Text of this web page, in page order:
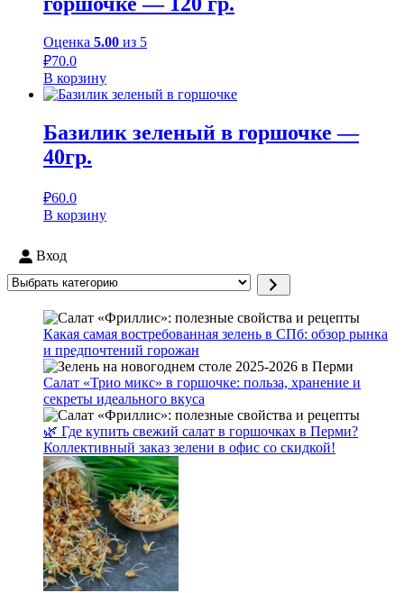
Оценка 5.00 из 5
₽70.0
В корзину
Базилик зеленый в горшочке —
40гр.
₽60.0
В корзину
Вход
Выбрать
Какая самая востребованная зелень в СПб: обзор рынка
и предпочтений горожан
Салат «Трио микс» в горшочке: польза, хранение и
секреты идеального вкуса
🌿 Где купить свежий салат в горшочках в Перми?
Коллективный заказ зелени в офис со скидкой!